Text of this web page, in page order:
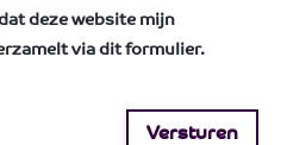
deze website mijn
via dit formulier.
Versturen